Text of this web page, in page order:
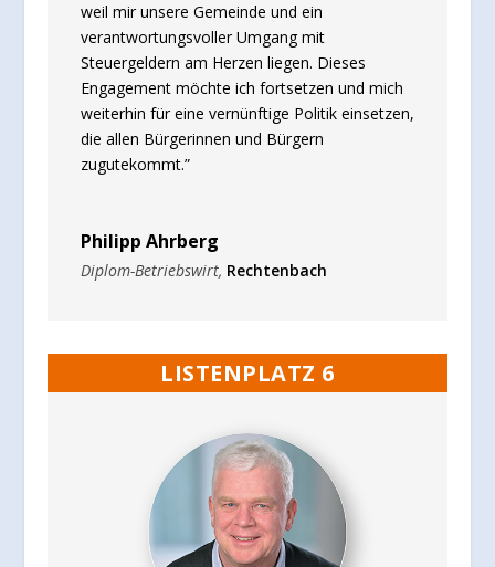
weil mir unsere Gemeinde und ein
verantwortungsvoller Umgang mit
Steuergeldern am Herzen liegen. Dieses
Engagement möchte ich fortsetzen und mich
weiterhin für eine vernünftige Politik einsetzen,
die allen Bürgerinnen und Bürgern
zugutekommt.”
Philipp Ahrberg
Diplom-Betriebswirt, Rechtenbach
LISTENPLATZ 6